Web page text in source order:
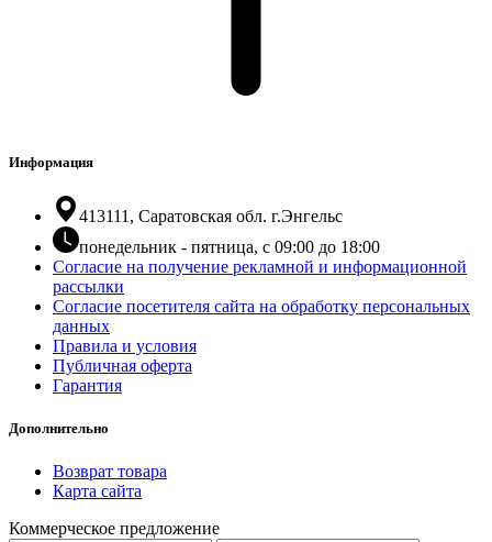
Информация
413111, Саратовская обл. г.Энгельс
понедельник - пятница, с 09:00 до 18:00
Согласие на получение рекламной и информационной
рассылки
Согласие посетителя сайта на обработку персональных
данных
Правила и условия
Публичная оферта
Гарантия
Дополнительно
Возврат товара
Карта сайта
Коммерческое предложение